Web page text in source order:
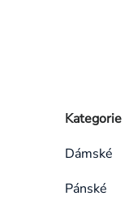
kategorie
Kategorie
Dámské
Pánské